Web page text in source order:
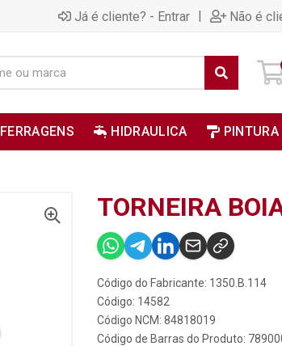
Já é cliente? - Entrar | Não é
FERRAGENS HIDRAULICA PINTURA
TORNEIRA
Código do Fabricante: 1350.B.114
Código: 14582
Código NCM: 84818019
Código de Barras do Produto: